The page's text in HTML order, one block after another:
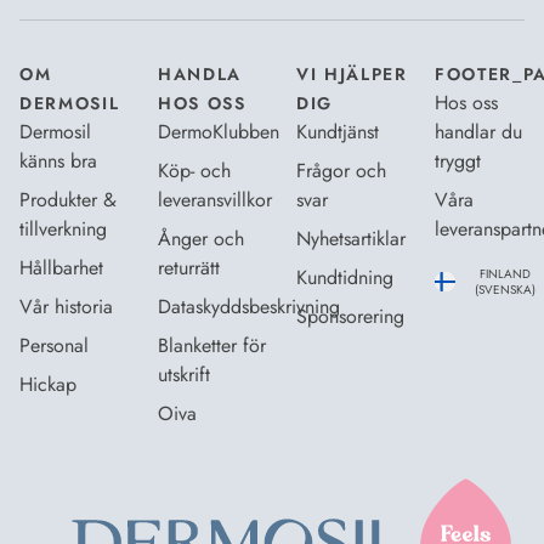
OM
DERMOSIL
Dermosil
känns bra
Produkter &
tillverkning
Hållbarhet
Vår historia
Personal
Hickap
HANDLA
HOS OSS
DermoKlubben
Köp- och
leveransvillkor
Ånger och
returrätt
Dataskyddsbeskrivning
Blanketter för
utskrift
Oiva
VI HJÄLPER
DIG
Kundtjänst
Frågor och
svar
Nyhetsartiklar
Kundtidning
Sponsorering
Hos oss
handlar du
tryggt
Våra
FINLAND
(SVENSKA)